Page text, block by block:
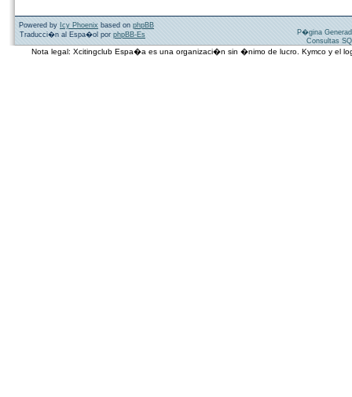
Powered by Icy Phoenix based on phpBB
Traducci�n al Espa�ol por phpBB-Es
P�gina
Consultas
Nota legal: Xcitingclub Espa�a es una organizaci�n sin �nimo de lucro. Kymco y el